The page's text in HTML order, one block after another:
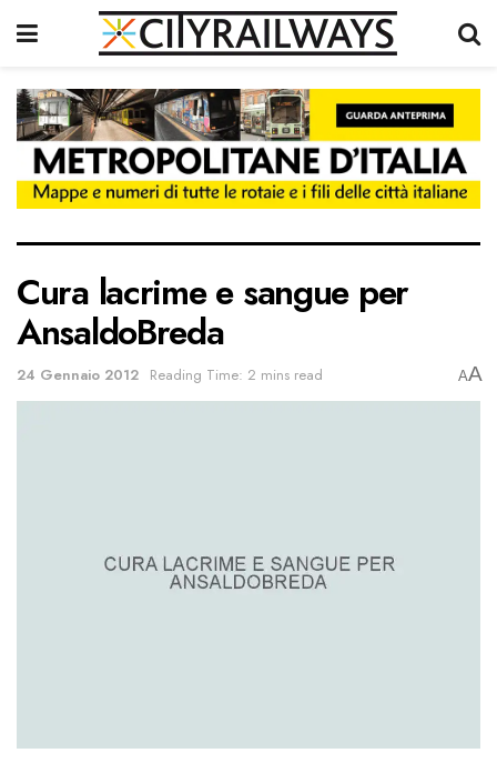
Cura lacrime e sangue per
AnsaldoBreda
24 Gennaio 2012 Reading Time: 2 mins read AA